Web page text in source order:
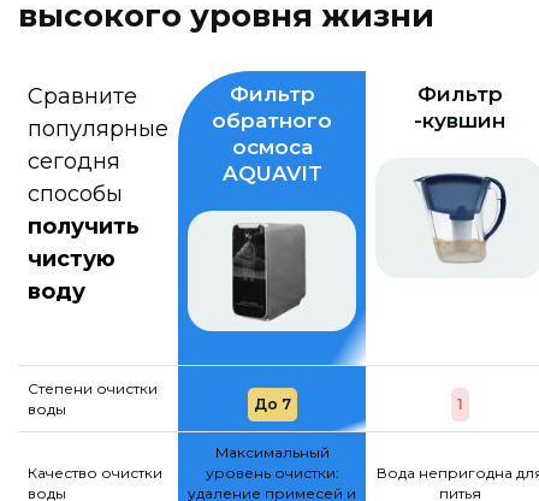
высокого уровня жизни
Сравните
популярные
сегодня
способы
получить
чистую
воду
Фильтр
обратного
осмоса
AQUAVIT
Фильтр
-кувшин
Степени очистки
воды
До 7 1
Качество очистки
воды
Максимальный
уровень очистки:
удаление примесей и
Вода непригодна
питья